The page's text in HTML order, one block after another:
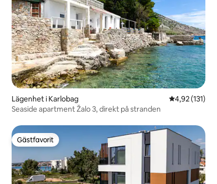
Lägenhet i Karlobag 4,92 av 5 i
4,92 (131)
Seaside apartment Žalo 3, direkt på stranden
Gästfavorit
Gästfavorit